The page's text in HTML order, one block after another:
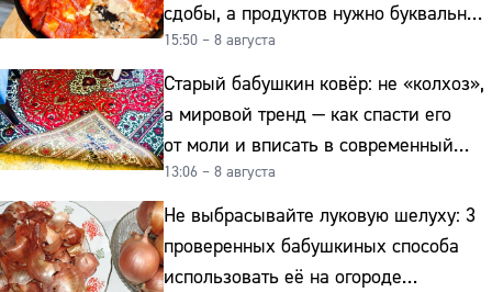
сдобы, а продуктов нужно буквально
копейки
15:50 – 8 августа
Старый бабушкин ковёр: не «колхоз»,
а мировой тренд — как спасти его
от моли и вписать в современный
интерьер
13:06 – 8 августа
Не выбрасывайте луковую шелуху: 3
проверенных бабушкиных способа
использовать её на огороде